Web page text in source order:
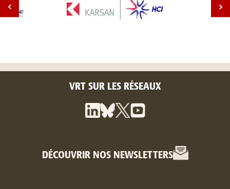
VRT SUR LES RÉSEAUX
DÉCOUVRIR NOS NEWSLETTERS